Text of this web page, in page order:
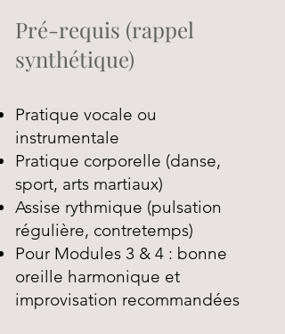
Pré-requis (rappel
synthétique)
Pratique vocale ou
instrumentale
Pratique corporelle (danse,
sport, arts martiaux)
Assise rythmique (pulsation
régulière, contretemps)
Pour Modules 3 & 4 : bonne
oreille harmonique et
improvisation recommandées